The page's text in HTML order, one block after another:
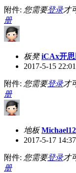
附件: 您需要登录才
册
板凳 iCAx开思
2017-5-15
附件: 您需要登录才
册
地板
2017-5-17
附件: 您需要登录才
册